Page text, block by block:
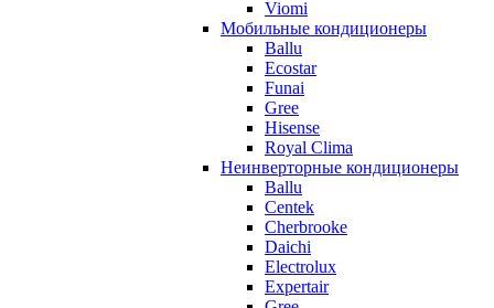
Viomi
Мобильные кондиционеры
Ballu
Ecostar
Funai
Gree
Hisense
Royal Clima
Неинверторные кондиционеры
Ballu
Centek
Cherbrooke
Daichi
Electrolux
Expertair